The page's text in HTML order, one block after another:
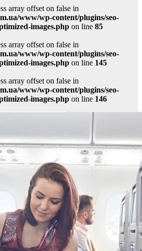
array offset on false in
www/wp-content/plugins/seo-
images.php on line 85
array offset on false in
www/wp-content/plugins/seo-
images.php on line 145
array offset on false in
www/wp-content/plugins/seo-
images.php on line 146